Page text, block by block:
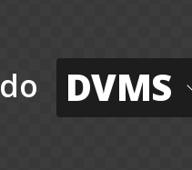
do DVMS